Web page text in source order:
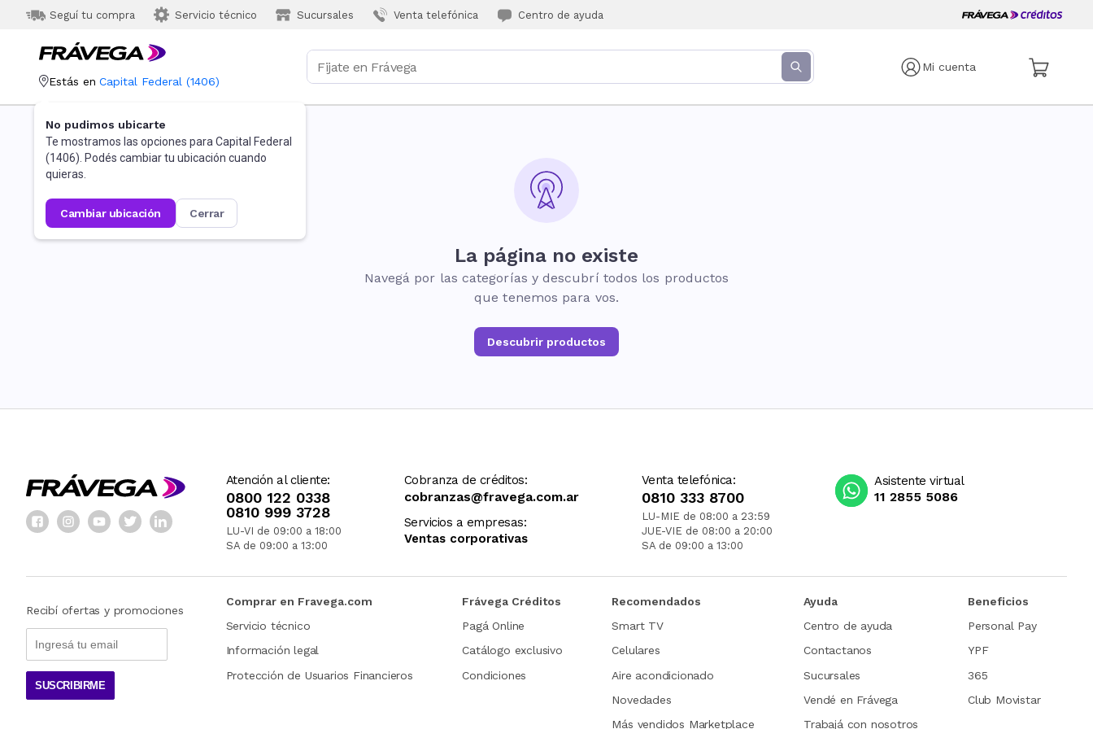
Seguí tu compra Servicio técnico Sucursales Venta telefónica Centro de ayuda
Mi cuenta
Estás en Capital Federal (1406)
No pudimos ubicarte
Te mostramos las opciones para Capital Federal
(1406). Podés cambiar tu ubicación cuando
quieras.
cambiar ubicación cerrar
La página no existe
Navegá por las categorías y descubrí todos los productos
que tenemos para vos.
Descubrir productos
Atención al cliente:
0800 122 0338
0810 999 3728
LU-VI de 09:00 a 18:00
SA de 09:00 a 13:00
Cobranza de créditos:
cobranzas@fravega.com.ar
Servicios a empresas:
Ventas corporativas
Venta telefónica:
0810 333 8700
LU-MIE de 08:00 a 23:59
JUE-VIE de 08:00 a 20:00
SA de 09:00 a 13:00
Asistente virtual
11 2855 5086
Recibí ofertas y promociones
SUSCRIBIRME
Comprar en Fravega.com
Servicio técnico
Información legal
Protección de Usuarios Financieros
Frávega Créditos
Pagá Online
Catálogo exclusivo
Condiciones
Recomendados
Smart TV
Celulares
Aire acondicionado
Novedades
Más vendidos Marketplace
Ayuda
Centro de ayuda
Contactanos
Sucursales
Vendé en Frávega
Trabajá con nosotros
Beneficios
Personal Pay
YPF
365
Club Movistar